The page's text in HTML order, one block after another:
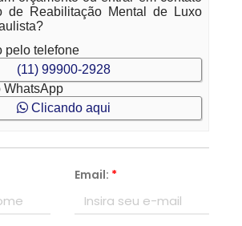
de Reabilitação Mental de Luxo
pelo telefone
(11) 99900-2928
WhatsApp
Clicando aqui
Email: *